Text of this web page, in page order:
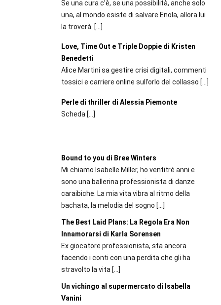
Se una cura c’è, se una possibilità, anche solo
una, al mondo esiste di salvare Enola, allora lui
la troverà. […]
Love, Time Out e Triple Doppie di Kristen
Benedetti
Alice Martini sa gestire crisi digitali, commenti
tossici e carriere online sull’orlo del collasso […]
Perle di thriller di Alessia Piemonte
Scheda […]
Bound to you di Bree Winters
Mi chiamo Isabelle Miller, ho ventitré anni e
sono una ballerina professionista di danze
caraibiche. La mia vita vibra al ritmo della
bachata, la melodia del sogno […]
The Best Laid Plans: La Regola Era Non
Innamorarsi di Karla Sorensen
Ex giocatore professionista, sta ancora
facendo i conti con una perdita che gli ha
stravolto la vita […]
Un vichingo al supermercato di Isabella
Vanini